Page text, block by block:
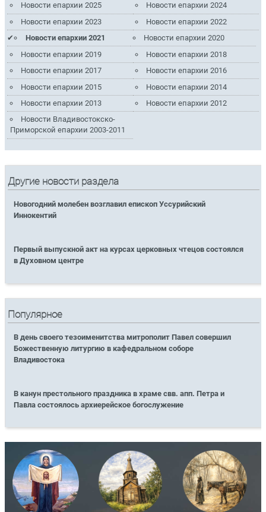
Новости епархии 2025
Новости епархии 2024
Новости епархии 2023
Новости епархии 2022
Новости епархии 2021
Новости епархии 2020
Новости епархии 2019
Новости епархии 2018
Новости епархии 2017
Новости епархии 2016
Новости епархии 2015
Новости епархии 2014
Новости епархии 2013
Новости епархии 2012
Новости Владивостокско-
Приморской епархии 2003-2011
Другие новости раздела
Новогодний молебен возглавил епископ Уссурийский
Иннокентий
Первый выпускной акт на курсах церковных чтецов состоялся
в Духовном центре
Популярное
В день своего тезоименитства митрополит Павел совершил
Божественную литургию в кафедральном соборе
Владивостока
В канун престольного праздника в храме свв. апп. Петра и
Павла состоялось архиерейское богослужение